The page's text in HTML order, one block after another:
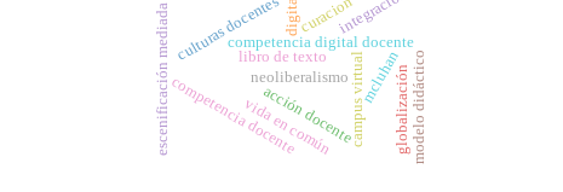
campus virtual
vida en común
acción docente
competencia digital docente
competencia docente modelo didáctico
digital
libro de texto
neoliberalismo
culturas docentes
escenificación mediada mcluhanglobalización
curacion